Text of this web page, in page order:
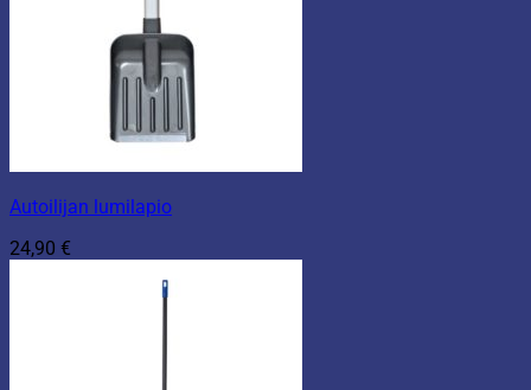
Autoilijan lumilapio
24,90 €